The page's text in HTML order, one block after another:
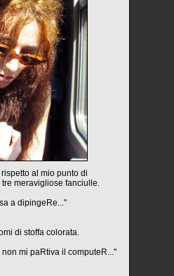
al mio punto di
meravigliose fanciulle.
a dipingeRe..."
di stoffa colorata.
mi paRtiva il computeR..."